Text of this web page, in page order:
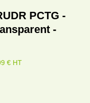
PCTG -
-
€ HT